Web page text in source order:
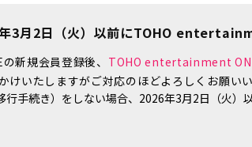
3月2日（火）以前にTOHO
新規会員登録後、 TOHO entertainment
けいたしますがご対応のほどよろしくお願いい
手続き）をしない場合、2026年3月2日（火）